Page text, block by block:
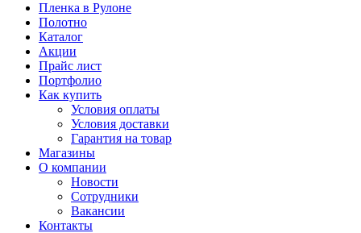
Пленка в Рулоне
Полотно
Каталог
Акции
Прайс лист
Портфолио
Как купить
Условия оплаты
Условия доставки
Гарантия на товар
Магазины
О компании
Новости
Сотрудники
Вакансии
Контакты